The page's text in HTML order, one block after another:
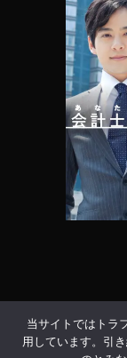
当サイトではトラ
用しています。引